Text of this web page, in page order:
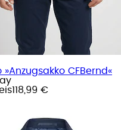
»Anzugsakko CFBernd«
118,99 €